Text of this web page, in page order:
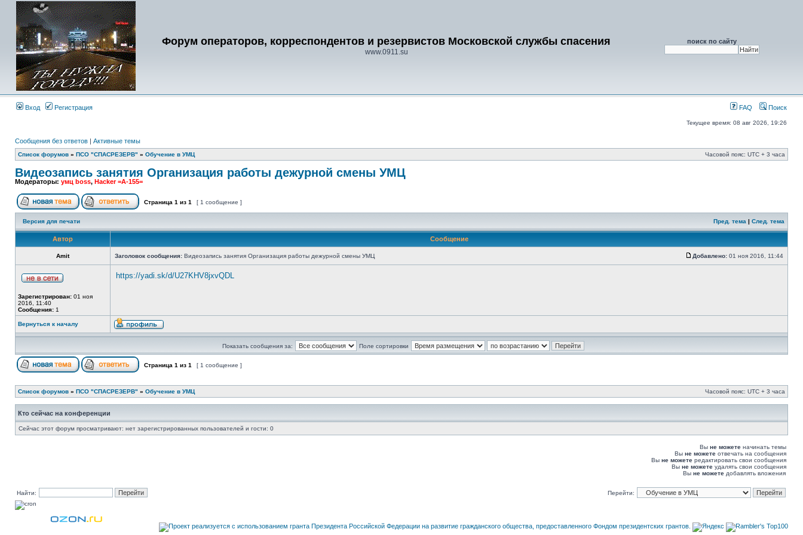
Форум операторов, корреспондентов и резервистов Московской службы спасения
www.0911.su
поиск по сайту
Вход Регистрация FAQ Поиск
Текущее время: 08 авг 2026, 19:26
Сообщения без ответов | Активные темы
Список форумов » ПСО "СПАСРЕЗЕРВ" » Обучение в УМЦ Часовой пояс: UTC + 3 часа
Видеозапись занятия Организация работы дежурной смены УМЦ
Модераторы: умц boss, Hacker =A-155=
Страница 1 из 1 [ 1 сообщение ]
Версия для печати Пред. тема | След. тема
Автор Сообщение
Аmit Заголовок сообщения: Видеозапись занятия Организация работы дежурной смены УМЦ Добавлено: 01 ноя 2016, 11:44
Зарегистрирован: 01 ноя
2016, 11:40
Сообщения: 1
https://yadi.sk/d/U27KHV8jxvQDL
Вернуться к началу
Показать сообщения за: Поле сортировки
Страница 1 из 1 [ 1 сообщение ]
Список форумов » ПСО "СПАСРЕЗЕРВ" » Обучение в УМЦ Часовой пояс: UTC + 3 часа
Кто сейчас на конференции
Сейчас этот форум просматривают: нет зарегистрированных пользователей и гости: 0
Вы не можете начинать темы
Вы не можете отвечать на сообщения
Вы не можете редактировать свои сообщения
Вы не можете удалять свои сообщения
Вы не можете добавлять вложения
Найти: Перейти: